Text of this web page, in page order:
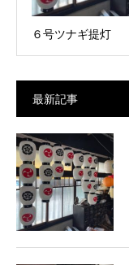
６号ツナギ提灯
最新記事